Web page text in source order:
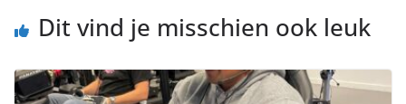
Dit vind je misschien ook leuk